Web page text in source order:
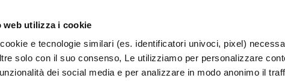
web utilizza i cookie
e tecnologie similari (es. identificatori univoci, pixel)
solo con il suo consenso, Le utilizziamo per personalizzare
dei social media e per analizzare in modo anonimo il